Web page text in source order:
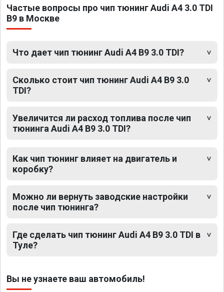
Частые вопросы про чип тюнинг Audi A4 3.0 TDI
B9 в Москве
Что дает чип тюнинг Audi A4 B9 3.0 TDI?
Сколько стоит чип тюнинг Audi A4 B9 3.0
TDI?
Увеличится ли расход топлива после чип
тюнинга Audi A4 B9 3.0 TDI?
Как чип тюнинг влияет на двигатель и
коробку?
Можно ли вернуть заводские настройки
после чип тюнинга?
Где сделать чип тюнинг Audi A4 B9 3.0 TDI в
Туле?
Вы не узнаете ваш автомобиль!